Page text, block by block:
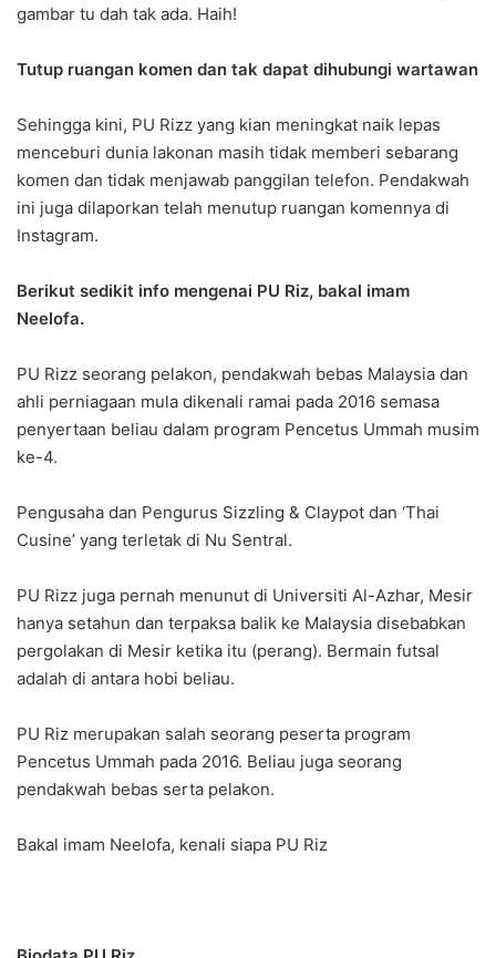
gambar tu dah tak ada. Haih!
Tutup ruangan komen dan tak dapat dihubungi wartawan
Sehingga kini, PU Rizz yang kian meningkat naik lepas
menceburi dunia lakonan masih tidak memberi sebarang
komen dan tidak menjawab panggilan telefon. Pendakwah
ini juga dilaporkan telah menutup ruangan komennya di
Instagram.
Berikut sedikit info mengenai PU Riz, bakal imam
Neelofa.
PU Rizz seorang pelakon, pendakwah bebas Malaysia dan
ahli perniagaan mula dikenali ramai pada 2016 semasa
penyertaan beliau dalam program Pencetus Ummah musim
ke-4.
Pengusaha dan Pengurus Sizzling & Claypot dan ‘Thai
Cusine’ yang terletak di Nu Sentral.
PU Rizz juga pernah menunut di Universiti Al-Azhar, Mesir
hanya setahun dan terpaksa balik ke Malaysia disebabkan
pergolakan di Mesir ketika itu (perang). Bermain futsal
adalah di antara hobi beliau.
PU Riz merupakan salah seorang peserta program
Pencetus Ummah pada 2016. Beliau juga seorang
pendakwah bebas serta pelakon.
Bakal imam Neelofa, kenali siapa PU Riz